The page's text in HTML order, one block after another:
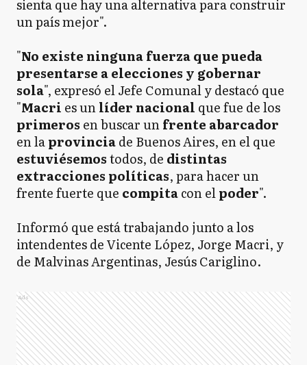
sienta que hay una alternativa para construir
un país mejor".
"No existe ninguna fuerza que pueda
presentarse a elecciones y gobernar
sola", expresó el Jefe Comunal y destacó que
"Macri es unlíder nacional que fue de los
primeros en buscar unfrente abarcador
en laprovinciade Buenos Aires, en el que
estuviésemostodos, de distintas
extracciones políticas, para hacer un
frente fuerte que compitacon elpoder".
Informó que está trabajando junto a los
intendentes de Vicente López, Jorge Macri, y
de Malvinas Argentinas, Jesús Cariglino.
Ads